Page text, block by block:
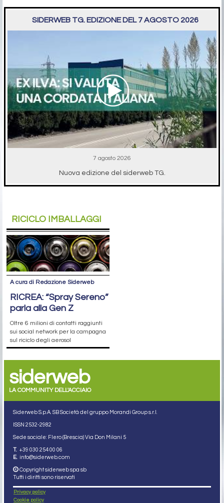
SIDERWEB TG. EDIZIONE DEL 7 AGOSTO 2026
7 agosto 2026
Nuova edizione del siderweb TG.
RICICLO IMBALLAGGI
A cura di Redazione Siderweb
RICREA: “Spray Sereno”
parla alla Gen Z
Oltre 6 milioni di contatti raggiunti
sui social network per la campagna
sul riciclo degli aerosol
siderweb
LA COMMUNITY DELL'ACCIAIO
Siderweb S.p.A. SB Società del gruppo Morandi Group s.r.l.
ISSN 2532-2982
Sede sociale: Flero (Brescia) Via Don Milani 5
T. +39 030 254 00 06
E. info@siderweb.com
Copyright siderweb spa sb
Tutti i diritti sono riservati
Privacy policy
Cookie policy